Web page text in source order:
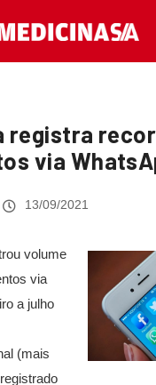
registra
via
13/09/2021
volume
via
a julho
(mais